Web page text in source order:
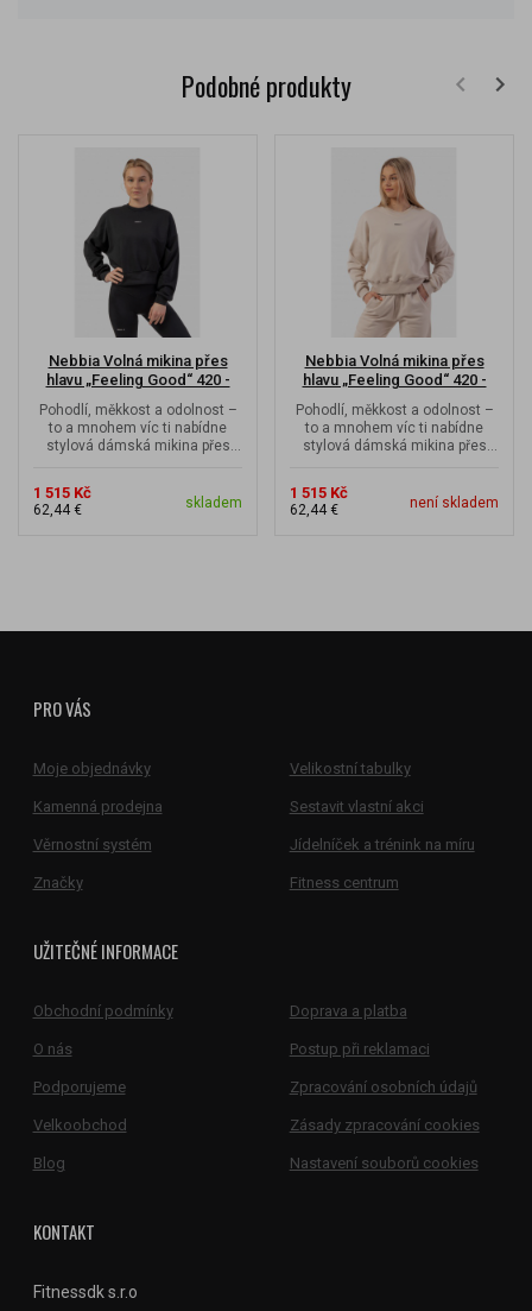
Podobné produkty
Nebbia Volná mikina přes
hlavu „Feeling Good“ 420 -
Pohodlí, měkkost a odolnost –
to a mnohem víc ti nabídne
stylová dámská mikina přes
1 515 Kč
62,44 € skladem
Nebbia Volná mikina přes
hlavu „Feeling Good“ 420 -
Pohodlí, měkkost a odolnost –
to a mnohem víc ti nabídne
stylová dámská mikina přes
1 515 Kč
62,44 € není skladem
PRO VÁS
Moje objednávky Velikostní tabulky
Kamenná prodejna Sestavit vlastní akci
Věrnostní systém Jídelníček a trénink na míru
Značky Fitness centrum
UŽITEČNÉ INFORMACE
Obchodní podmínky Doprava a platba
O nás Postup při reklamaci
Podporujeme Zpracování osobních údajů
Velkoobchod Zásady zpracování cookies
Blog Nastavení souborů cookies
KONTAKT
Fitnessdk s.r.o